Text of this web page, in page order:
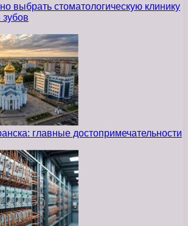
выбрать стоматологическую клинику
зубов
главные достопримечательности